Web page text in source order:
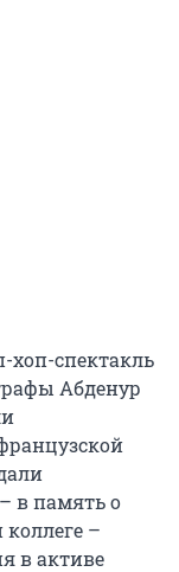
хоп-спектакль
Абденур
в память о
–
в активе